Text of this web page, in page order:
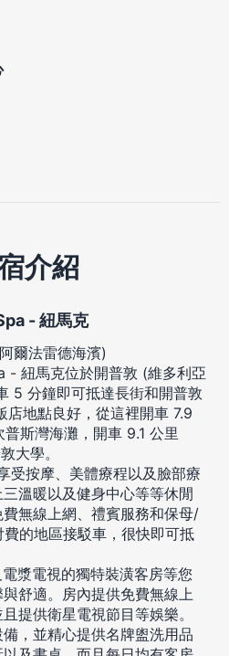
介紹
- 紐馬克
爾法雷德海濱)
- 紐馬克位於開普敦 (維多利亞
5 分鐘即可抵達長街和開普敦
店地點良好，從這裡開車 7.9
斯灣海灘，開車 9.1 公里
大學。
受按摩、美體療程以及臉部療
溫暖以及健身中心等等休閒
無線上網、禮賓服務和保母/
的地區接駁車，很快即可抵
漿電視的獨特裝潢客房等您
舒適。房內提供免費無線上
提供衛星電視節目等娛樂。
，並精心提供名牌盥洗用品